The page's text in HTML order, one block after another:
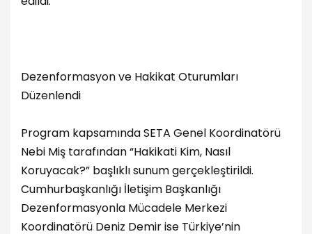
Dezenformasyon ve Hakikat Oturumları
Düzenlendi
Program kapsamında SETA Genel Koordinatörü
Nebi Miş tarafından “Hakikati Kim, Nasıl
Koruyacak?” başlıklı sunum gerçekleştirildi.
Cumhurbaşkanlığı İletişim Başkanlığı
Dezenformasyonla Mücadele Merkezi
Koordinatörü Deniz Demir ise Türkiye’nin